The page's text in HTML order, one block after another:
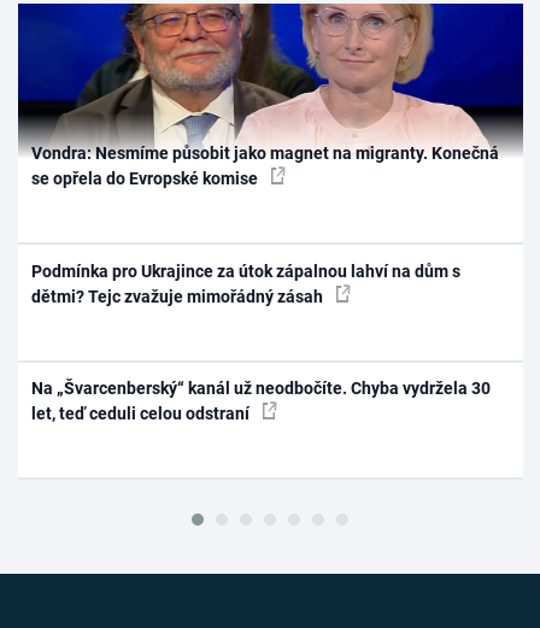
Vondra: Nesmíme působit jako magnet na migranty. Konečná
se opřela do Evropské komise
Podmínka pro Ukrajince za útok zápalnou lahví na dům s
dětmi? Tejc zvažuje mimořádný zásah
Na „Švarcenberský“ kanál už neodbočíte. Chyba vydržela 30
let, teď ceduli celou odstraní